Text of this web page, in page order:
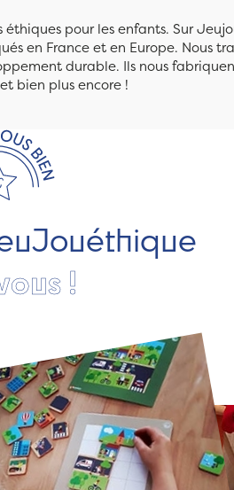
pour les enfants. Sur
en France et en Europe. Nous
durable. Ils nous
bien plus encore !
!